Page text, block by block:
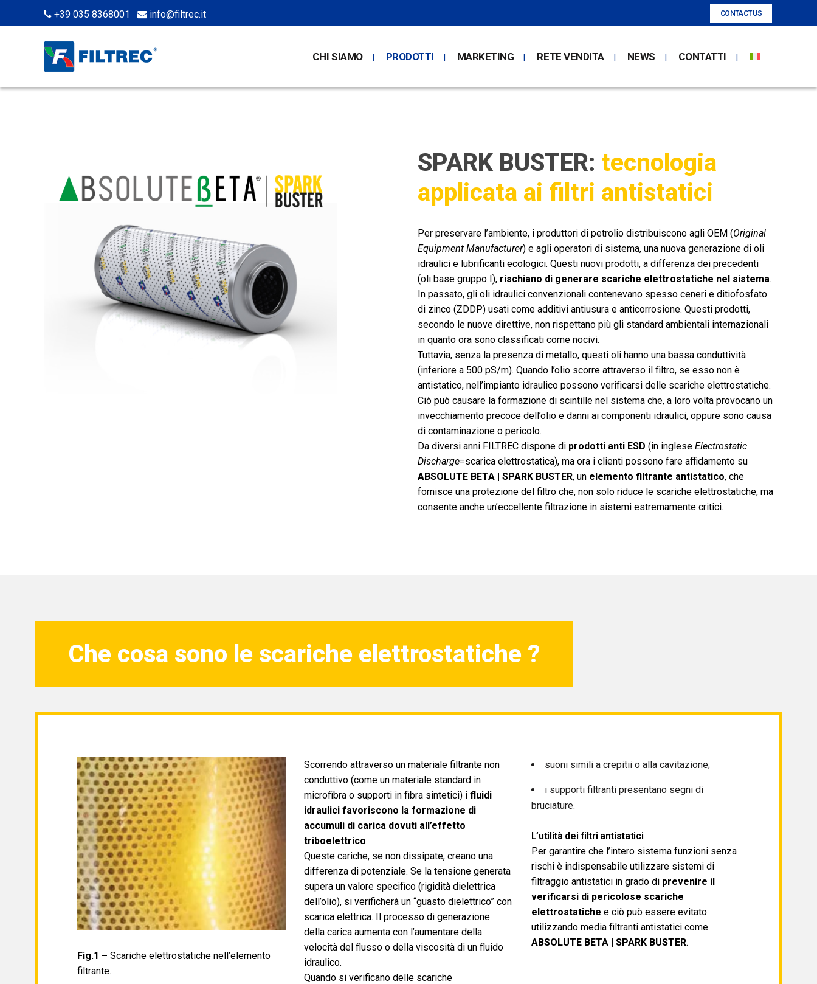
+39 035 8368001 info@filtrec.it CONTACT US
CHI SIAMO PRODOTTI MARKETING RETE VENDITA NEWS CONTATTI
SPARK BUSTER: tecnologia
applicata ai filtri antistatici
Per preservare l’ambiente, i produttori di petrolio distribuiscono agli OEM (Original
Equipment Manufacturer) e agli operatori di sistema, una nuova generazione di oli
idraulici e lubrificanti ecologici. Questi nuovi prodotti, a differenza dei precedenti
(oli base gruppo I), rischiano di generare scariche elettrostatiche nel sistema.
In passato, gli oli idraulici convenzionali contenevano spesso ceneri e ditiofosfato
di zinco (ZDDP) usati come additivi antiusura e anticorrosione. Questi prodotti,
secondo le nuove direttive, non rispettano più gli standard ambientali internazionali
in quanto ora sono classificati come nocivi.
Tuttavia, senza la presenza di metallo, questi oli hanno una bassa conduttività
(inferiore a 500 pS/m). Quando l’olio scorre attraverso il filtro, se esso non è
antistatico, nell’impianto idraulico possono verificarsi delle scariche elettrostatiche.
Ciò può causare la formazione di scintille nel sistema che, a loro volta provocano un
invecchiamento precoce dell’olio e danni ai componenti idraulici, oppure sono causa
di contaminazione o pericolo.
Da diversi anni FILTREC dispone di prodotti anti ESD (in inglese Electrostatic
Discharge=scarica elettrostatica), ma ora i clienti possono fare affidamento su
ABSOLUTE BETA | SPARK BUSTER, un elemento filtrante antistatico, che
fornisce una protezione del filtro che, non solo riduce le scariche elettrostatiche, ma
consente anche un’eccellente filtrazione in sistemi estremamente critici.
Che cosa sono le scariche elettrostatiche ?
Fig.1 – Scariche elettrostatiche nell’elemento
filtrante.
Scorrendo attraverso un materiale filtrante non
conduttivo (come un materiale standard in
microfibra o supporti in fibra sintetici) i fluidi
idraulici favoriscono la formazione di
accumuli di carica dovuti all’effetto
triboelettrico.
Queste cariche, se non dissipate, creano una
differenza di potenziale. Se la tensione generata
supera un valore specifico (rigidità dielettrica
dell’olio), si verificherà un “guasto dielettrico” con
scarica elettrica. Il processo di generazione
della carica aumenta con l’aumentare della
velocità del flusso o della viscosità di un fluido
idraulico.
Quando si verificano delle scariche
suoni simili a crepitii o alla cavitazione;
i supporti filtranti presentano segni di
bruciature.
L’utilità dei filtri antistatici
Per garantire che l’intero sistema funzioni senza
rischi è indispensabile utilizzare sistemi di
filtraggio antistatici in grado di prevenire il
verificarsi di pericolose scariche
elettrostatiche e ciò può essere evitato
utilizzando media filtranti antistatici come
ABSOLUTE BETA | SPARK BUSTER.